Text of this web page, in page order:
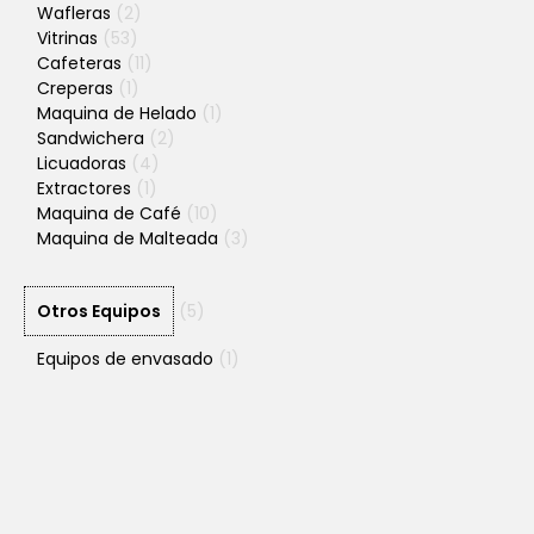
Wafleras (2)
Vitrinas (53)
Cafeteras (11)
Creperas (1)
Maquina de Helado (1)
Sandwichera (2)
Licuadoras (4)
Extractores (1)
Maquina de Café (10)
Maquina de Malteada (3)
Otros Equipos
(5)
Equipos de envasado (1)